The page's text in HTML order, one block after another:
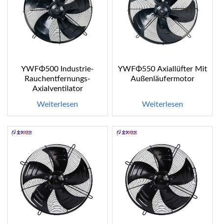
YWFΦ500 Industrie-
Rauchentfernungs-
Axialventilator
Weiterlesen
YWFΦ550 Axiallüfter Mit
Außenläufermotor
Weiterlesen